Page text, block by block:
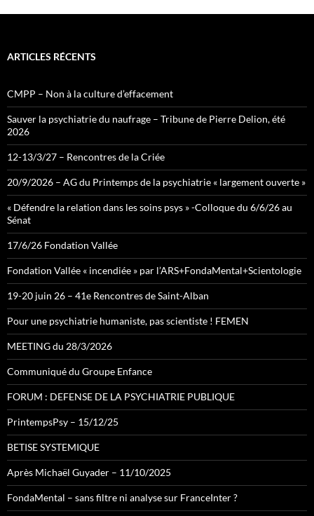
ARTICLES RÉCENTS
CMPP – Non à la culture d’effacement
Sauver la psychiatrie du naufrage – Tribune de Pierre Delion, été
2026
12-13/3/27 – Rencontres de la Criée
20/9/2026 – AG du Printemps de la psychiatrie « largement ouverte »
« Défendre la relation dans les soins psys » -Colloque du 6/6/26 au
Sénat
17/6/26 Fondation Vallée
Fondation Vallée « incendiée » par l’ARS+FondaMental+Scientologie
19-20 juin 26 – 41e Rencontres de Saint-Alban
Pour une psychiatrie humaniste, pas scientiste ! FEMEN
MEETING du 28/3/2026
Communiqué du Groupe Enfance
FORUM : DEFENSE DE LA PSYCHIATRIE PUBLIQUE
PrintempsPsy – 15/12/25
BETISE SYSTEMIQUE
Après Michaël Guyader – 11/10/2025
FondaMental – sans filtre ni analyse sur FranceInter ?